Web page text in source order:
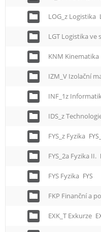
LOG_z Logistika
LGT Logistika
KNM Kinematika
IZM_V Izolační
INF_1z
IDS_z
FYS_z Fyzika
FYS_2a Fyzika II.
FYS Fyzika FYS
FKP Finanční a
EXK_T Exkurze